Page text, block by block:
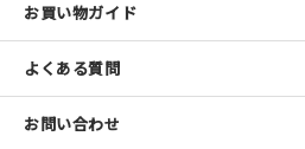
お買い物ガイド
よくある質問
お問い合わせ